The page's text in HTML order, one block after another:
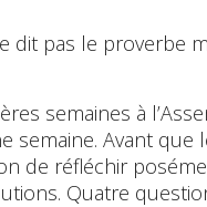
dit pas le proverbe
semaines à
semaine. Avant
de réfléchir
Quatre